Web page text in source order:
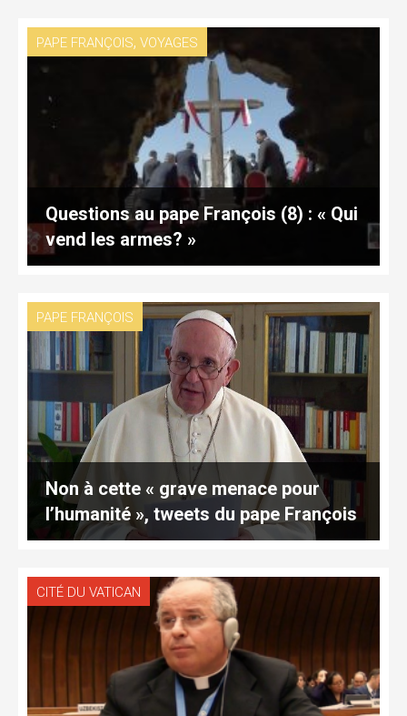
PAPE FRANÇOIS, VOYAGES
Questions au pape François (8) : « Qui
vend les armes? »
PAPE FRANÇOIS
Non à cette « grave menace pour
l’humanité », tweets du pape François
CITÉ DU VATICAN